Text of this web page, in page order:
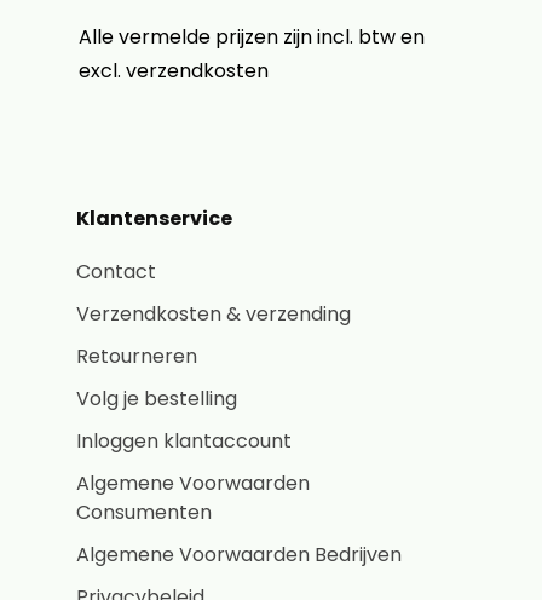
Alle vermelde prijzen zijn incl. btw en
excl. verzendkosten
Klantenservice
Contact
Verzendkosten & verzending
Retourneren
Volg je bestelling
Inloggen klantaccount
Algemene Voorwaarden
Consumenten
Algemene Voorwaarden Bedrijven